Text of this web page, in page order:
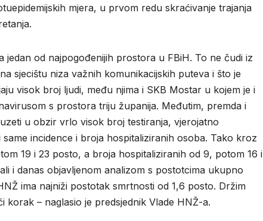
mjera, u prvom redu skraćivanje trajanja
jedan od najpogođenijih prostora u FBiH. To ne čudi iz
sjecištu niza važnih komunikacijskih puteva i što je
visok broj ljudi, među njima i SKB Mostar u kojem je i
s prostora triju županija. Međutim, premda i
u obzir vrlo visok broj testiranja, vjerojatno
incidence i broja hospitaliziranih osoba. Tako kroz
19 i 23 posto, a broja hospitaliziranih od 9, potom 16 i
i danas objavljenom analizom s postotcima ukupno
ima najniži postotak smrtnosti od 1,6 posto. Držim
– naglasio je predsjednik Vlade HNŽ-a.